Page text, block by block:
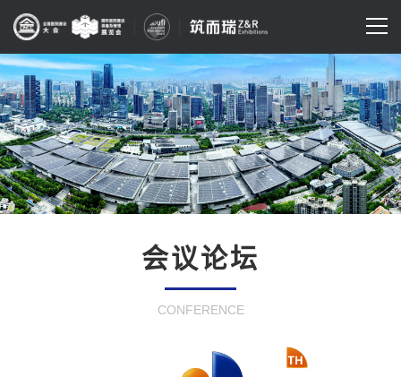
会议论坛
CONFERENCE